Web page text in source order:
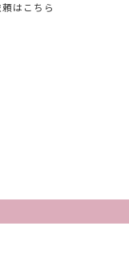
はこちら